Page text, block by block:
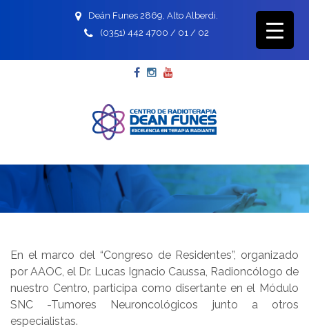
Deán Funes 2869, Alto Alberdi.
(0351) 442 4700 / 01 / 02
Facebook
Instagram
En el marco del “Congreso de Residentes”, organizado
por AAOC, el Dr. Lucas Ignacio Caussa, Radioncólogo de
nuestro Centro, participa como disertante en el Módulo
SNC -Tumores Neuroncológicos junto a otros
especialistas.